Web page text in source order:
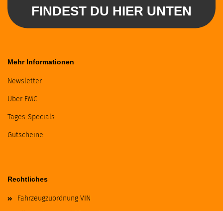
FINDEST DU HIER UNTEN
Mehr Informationen
Newsletter
Über FMC
Tages-Specials
Gutscheine
Rechtliches
Fahrzeugzuordnung VIN